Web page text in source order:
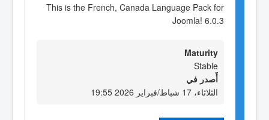
This is the French, Canada Language Pack for
Joomla! 6.0.3
Maturity
Stable
أٌصدر في
الثلاثاء، 17 شباط/فبراير 2026 19:55